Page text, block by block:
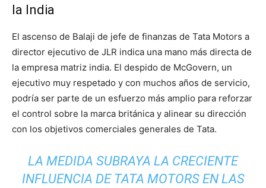
la India
El ascenso de Balaji de jefe de finanzas de Tata Motors a
director ejecutivo de JLR indica una mano más directa de
la empresa matriz india. El despido de McGovern, un
ejecutivo muy respetado y con muchos años de servicio,
podría ser parte de un esfuerzo más amplio para reforzar
el control sobre la marca británica y alinear su dirección
con los objetivos comerciales generales de Tata.
LA MEDIDA SUBRAYA LA CRECIENTE
INFLUENCIA DE TATA MOTORS EN LAS